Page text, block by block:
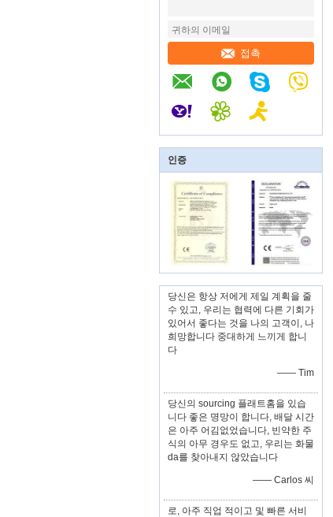
접촉
인증
당신은 항상 저에게 제일 계획을 줄
수 있고, 우리는 협력에 다른 기회가
있어서 좋다는 것을 나의 고객이, 나
희망합니다 중대하게 느끼게 합니
다
—— Tim
당신의 sourcing 플래트홈을 있습
니다 좋은 명망이 합니다, 배달 시간
은 아주 어김없었습니다, 빈약한 주
식의 아무 경우도 없고, 우리는 화물
da를 찾아내지 않았습니다
—— Carlos 씨
로, 아주 직업 적이고 및 빠른 서비